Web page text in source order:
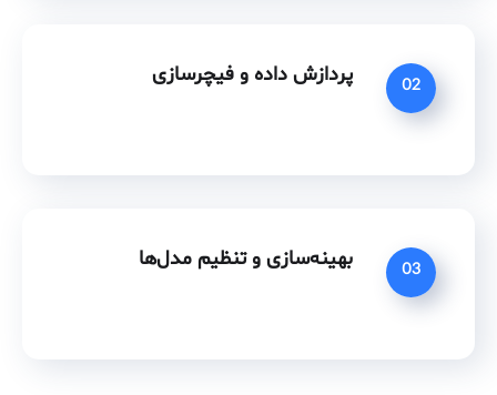
02 پردازش داده و فیچرسازی
03 بهینه‌سازی و تنظیم مدل‌ها